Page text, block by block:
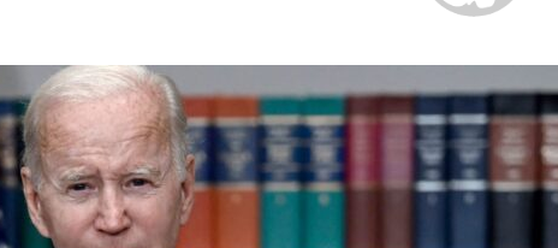
ل
ى
X
ر
ي
د
ا
إ